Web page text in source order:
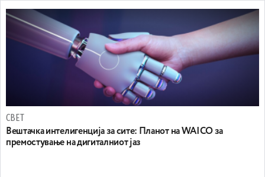
СВЕТ
Вештачка интелигенција за сите: Планот на WAICO за
премостување на дигиталниот јаз